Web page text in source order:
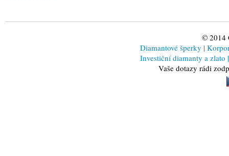
© 2014
Diamantové šperky |
Investiční diamanty a zlato |
Vaše dotazy rádi